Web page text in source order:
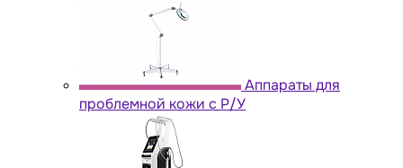
Аппараты для
проблемной кожи с Р/У